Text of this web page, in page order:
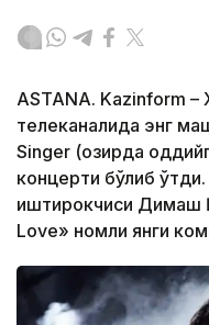
ASTANA. Kazinform –
телеканалида энг
Singer (ҳозирда
концерти бўлиб ўтди.
иштирокчиси Димаш
Love» номли янги